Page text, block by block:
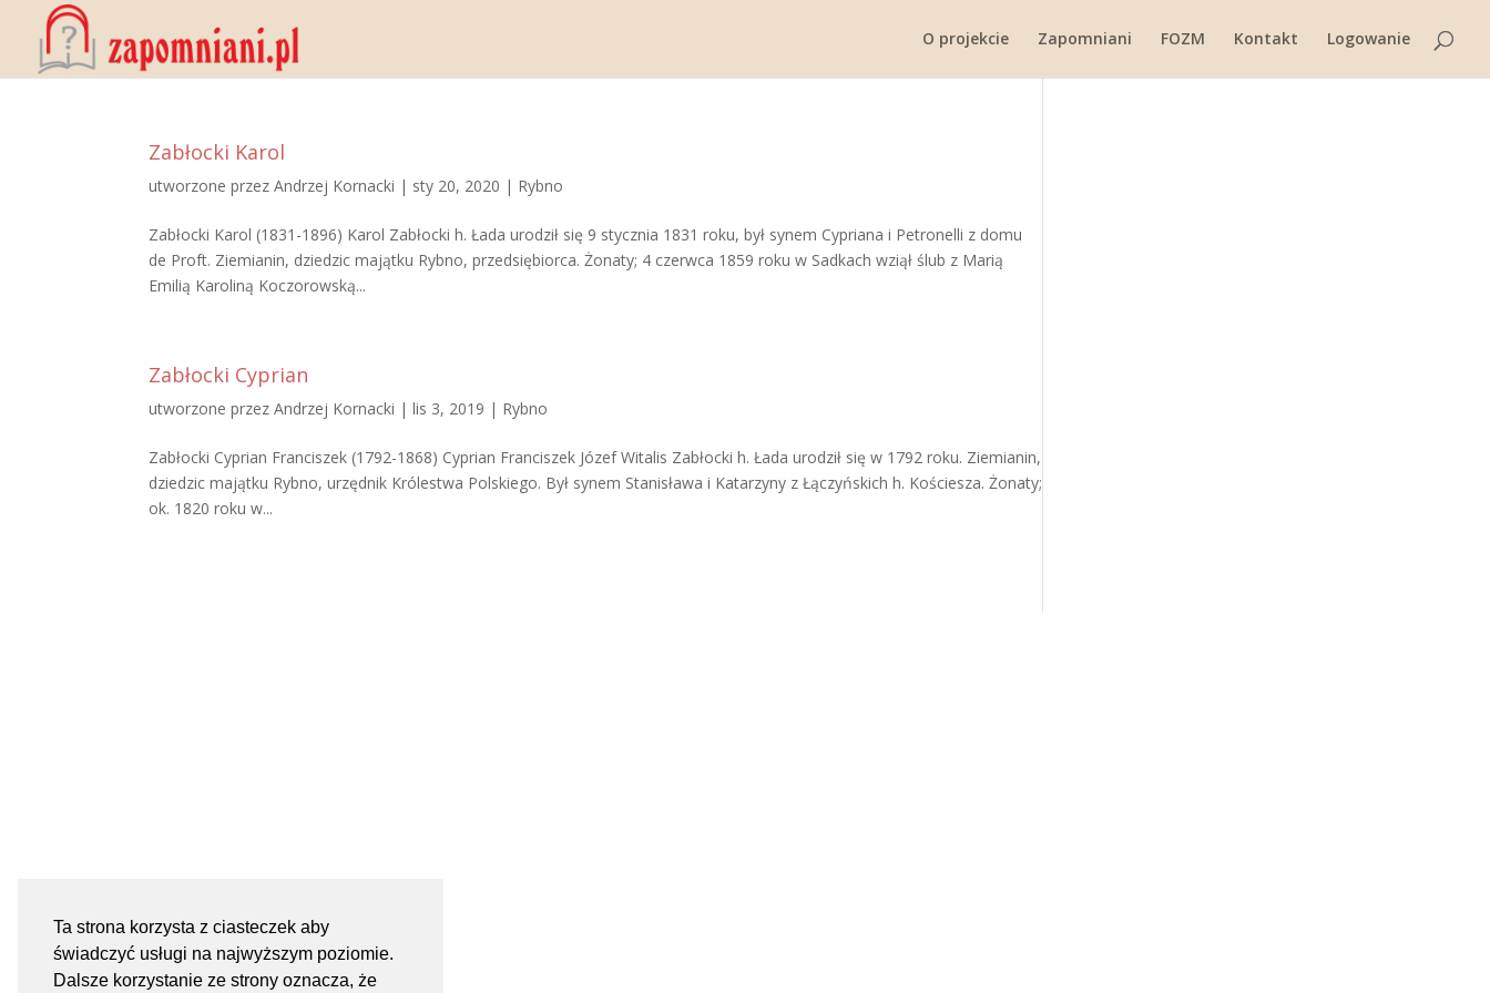
Ta strona korzysta z ciasteczek aby
świadczyć usługi na najwyższym poziomie.
Dalsze korzystanie ze strony oznacza, że
O projekcie Zapomniani FOZM Kontakt Logowanie
Zabłocki Karol
utworzone przezAndrzej Kornacki | sty 20, 2020 | Rybno
Zabłocki Karol (1831-1896) Karol Zabłocki h. Łada urodził się 9 stycznia 1831 roku, był synem Cypriana i Petronelli z domu
de Proft. Ziemianin, dziedzic majątku Rybno, przedsiębiorca. Żonaty; 4 czerwca 1859 roku w Sadkach wziął ślub z Marią
Emilią Karoliną Koczorowską...
Zabłocki Cyprian
utworzone przezAndrzej Kornacki |lis 3, 2019 | Rybno
Zabłocki Cyprian Franciszek (1792-1868) Cyprian Franciszek Józef Witalis Zabłocki h. Łada urodził się w 1792 roku. Ziemianin,
dziedzic majątku Rybno, urzędnik Królestwa Polskiego. Był synem Stanisława i Katarzyny z Łączyńskich h. Kościesza. Żonaty;
ok. 1820 roku w...